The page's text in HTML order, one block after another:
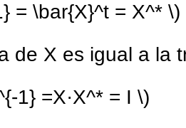
= \bar{X}^t = X^* \)
de X es igual a la
1} =X·X^* = I \)